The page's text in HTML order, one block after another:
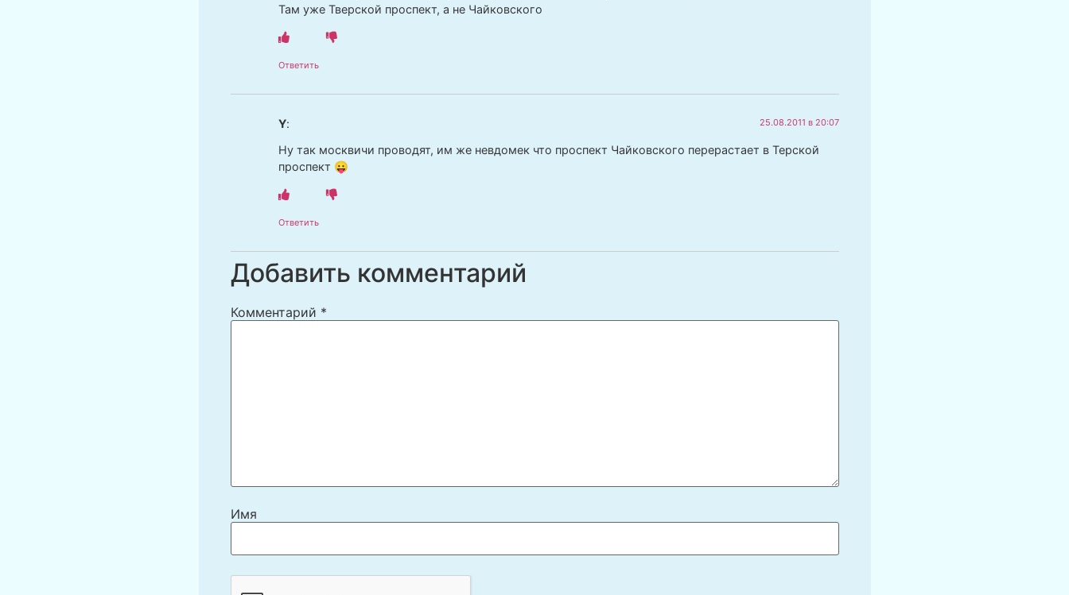
Там уже Тверской проспект, а не Чайковского
Ответить
Y: 25.08.2011 в 20:07
Ну так москвичи проводят, им же невдомек что проспект Чайковского перерастает в Терской
проспект 😛
Ответить
Добавить комментарий
Комментарий *
Имя